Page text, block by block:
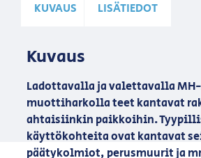
KUVAUS LISÄTIEDOT
Kuvaus
Ladottavalla ja valettavalla MH-
muottiharkolla teet kantavat
ahtaisiinkin paikkoihin.
käyttökohteita ovat kantavat
päätykolmiot, perusmuurit ja